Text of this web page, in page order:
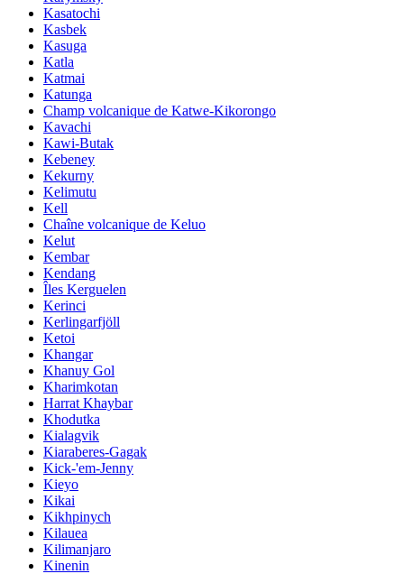
Kasatochi
Kasbek
Kasuga
Katla
Katmai
Katunga
Champ volcanique de Katwe-Kikorongo
Kavachi
Kawi-Butak
Kebeney
Kekurny
Kelimutu
Kell
Chaîne volcanique de Keluo
Kelut
Kembar
Kendang
Îles Kerguelen
Kerinci
Kerlingarfjöll
Ketoi
Khangar
Khanuy Gol
Kharimkotan
Harrat Khaybar
Khodutka
Kialagvik
Kiaraberes-Gagak
Kick-'em-Jenny
Kieyo
Kikai
Kikhpinych
Kilauea
Kilimanjaro
Kinenin